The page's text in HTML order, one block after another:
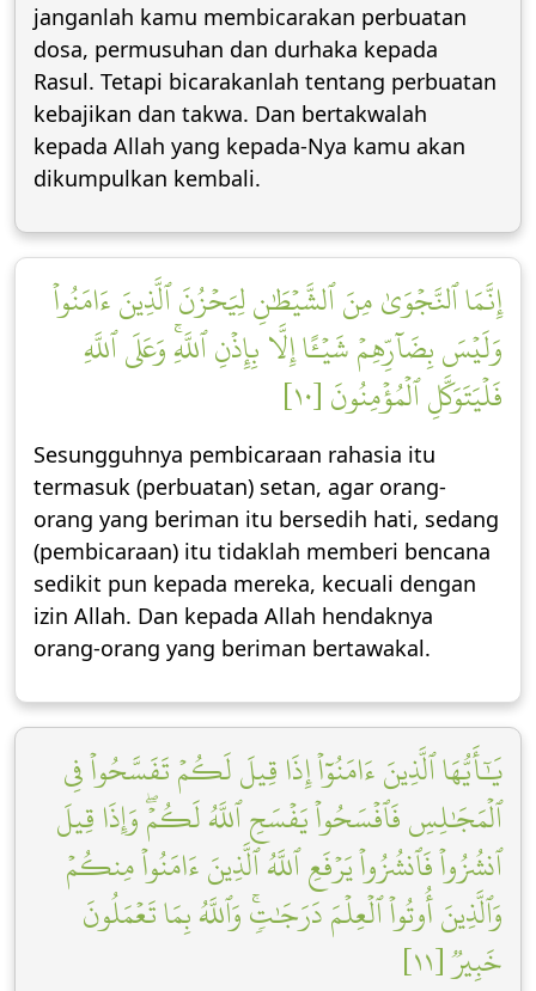
janganlah kamu membicarakan perbuatan
dosa, permusuhan dan durhaka kepada
Rasul. Tetapi bicarakanlah tentang perbuatan
kebajikan dan takwa. Dan bertakwalah
kepada Allah yang kepada-Nya kamu akan
dikumpulkan kembali.
إِنَّمَا ٱلنَّجۡوَىٰ مِنَ ٱلشَّيۡطَٰنِ لِيَحۡزُنَ ٱلَّذِينَ ءَامَنُواْ
وَلَيۡسَ بِضَآرِّهِمۡ شَيۡـًٔا إِلَّا بِإِذۡنِ ٱللَّهِۚ وَعَلَى ٱللَّهِ
فَلۡيَتَوَكَّلِ ٱلۡمُؤۡمِنُونَ [١٠]
Sesungguhnya pembicaraan rahasia itu
termasuk (perbuatan) setan, agar orang-
orang yang beriman itu bersedih hati, sedang
(pembicaraan) itu tidaklah memberi bencana
sedikit pun kepada mereka, kecuali dengan
izin Allah. Dan kepada Allah hendaknya
orang-orang yang beriman bertawakal.
يَٰٓأَيُّهَا ٱلَّذِينَ ءَامَنُوٓاْ إِذَا قِيلَ لَكُمۡ تَفَسَّحُواْ فِي
ٱلۡمَجَٰلِسِ فَٱفۡسَحُواْ يَفۡسَحِ ٱللَّهُ لَكُمۡۖ وَإِذَا قِيلَ
ٱنشُزُواْ فَٱنشُزُواْ يَرۡفَعِ ٱللَّهُ ٱلَّذِينَ ءَامَنُواْ مِنكُمۡ
وَٱلَّذِينَ أُوتُواْ ٱلۡعِلۡمَ دَرَجَٰتٖۚ وَٱللَّهُ بِمَا تَعۡمَلُونَ
خَبِيرٞ [١١]